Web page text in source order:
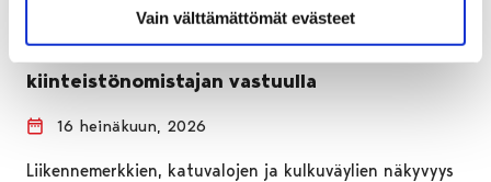
Vain välttämättömät evästeet
Ylikasvaneen kasvillisuuden poisto on
kiinteistönomistajan vastuulla
16 heinäkuun, 2026
Liikennemerkkien, katuvalojen ja kulkuväylien näkyvyys